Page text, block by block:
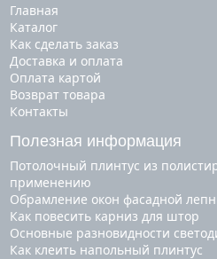
Главная
Каталог
Как сделать заказ
Доставка и оплата
Оплата картой
Возврат товара
Контакты
Полезная информация
Потолочный плинтус из
применению
Обрамление окон фасадной
Как повесить карниз для штор
Основные разновидности
Как клеить напольный плинтус